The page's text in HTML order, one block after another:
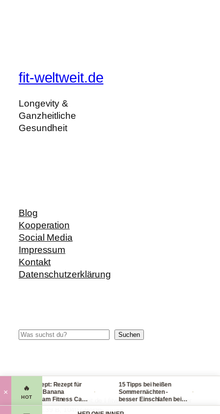
fit-weltweit.de
Longevity &
Ganzheitliche
Gesundheit
Blog
Kooperation
Social Media
Impressum
Kontakt
Datenschutzerklärung
Suchen Suchen
© 2014-2026 fit-weltweit.de I fitweltweit GmbH Storkower
× 🔥
HOT
Blitzrezept: Rezept für
leckere Banana
Nicecream Fitness Carb
Eiscream
15 Tipps bei heißen
Sommernächten -
besser Einschlafen bei
Hitze (Tag & Nacht)